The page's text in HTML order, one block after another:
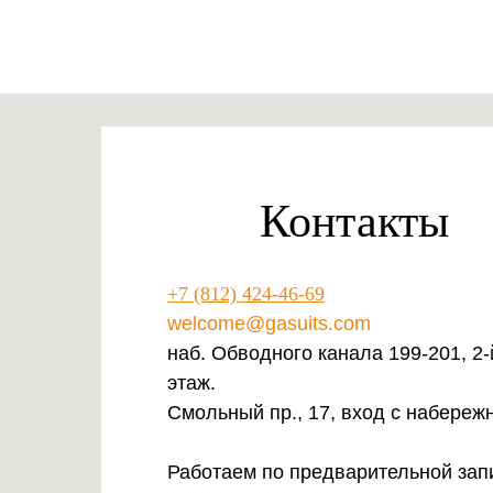
Контакты
+7 (812) 424-46-69
welcome@gasuits.com
наб. Обводного канала 199-201, 2-
этаж.
Смольный пр., 17, вход с
Работаем по предварительной